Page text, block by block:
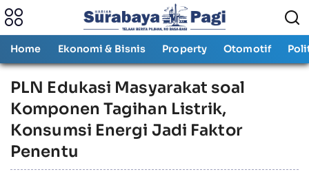
Home Ekonomi & Bisnis Property Otomotif
PLN Edukasi Masyarakat soal
Komponen Tagihan Listrik,
Konsumsi Energi Jadi Faktor
Penentu